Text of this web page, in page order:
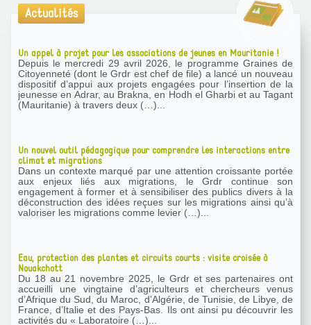
Actualités
Un appel à projet pour les associations de jeunes en Mauritanie !
Depuis le mercredi 29 avril 2026, le programme Graines de
Citoyenneté (dont le Grdr est chef de file) a lancé un nouveau
dispositif d’appui aux projets engagées pour l’insertion de la
jeunesse en Adrar, au Brakna, en Hodh el Gharbi et au Tagant
(Mauritanie) à travers deux (…)...
Un nouvel outil pédagogique pour comprendre les interactions entre
climat et migrations
Dans un contexte marqué par une attention croissante portée
aux enjeux liés aux migrations, le Grdr continue son
engagement à former et à sensibiliser des publics divers à la
déconstruction des idées reçues sur les migrations ainsi qu’à
valoriser les migrations comme levier (…)...
Eau, protection des plantes et circuits courts : visite croisée à
Nouakchott
Du 18 au 21 novembre 2025, le Grdr et ses partenaires ont
accueilli une vingtaine d’agriculteurs et chercheurs venus
d’Afrique du Sud, du Maroc, d’Algérie, de Tunisie, de Libye, de
France, d’Italie et des Pays-Bas. Ils ont ainsi pu découvrir les
activités du « Laboratoire (…)...